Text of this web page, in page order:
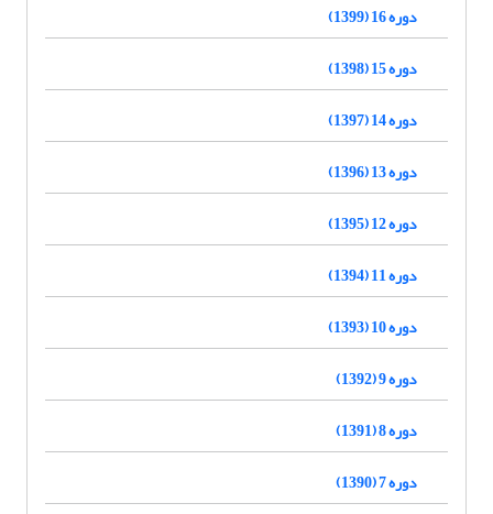
دوره 16 (1399)
دوره 15 (1398)
دوره 14 (1397)
دوره 13 (1396)
دوره 12 (1395)
دوره 11 (1394)
دوره 10 (1393)
دوره 9 (1392)
دوره 8 (1391)
دوره 7 (1390)